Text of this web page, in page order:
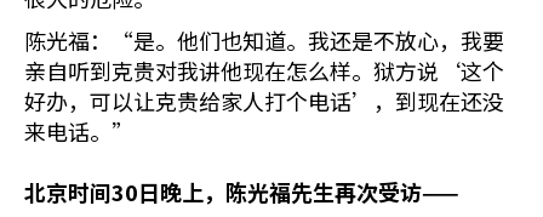
陈光福：“是。他们也知道。我还是不放心，我要
亲自听到克贵对我讲他现在怎么样。狱方说‘这个
好办，可以让克贵给家人打个电话’，到现在还没
来电话。”
北京时间30日晚上，陈光福先生再次受访——